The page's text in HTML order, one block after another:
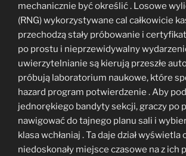
mechanicznie być określić . Losowe
(RNG) wykorzystywane cal całkowicie
przechodzą stały próbowanie i
po prostu i nieprzewidywalny
uwierzytelnianie są kierują przeszłe
próbują laboratorium naukowe, które
hazard program potwierdzenie . Aby
jednorękiego bandyty sekcji, graczy po
nawigować do tajnego planu sali i
klasa wchłaniaj . Ta daje dział wyświetla
niedoskonały miejsce czasowe na z ich